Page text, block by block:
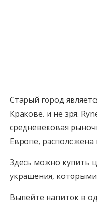
Старый город
Кракове, и не зря.
средневековая
Европе, расположена
Здесь можно купить
украшения,
Выпейте напиток в